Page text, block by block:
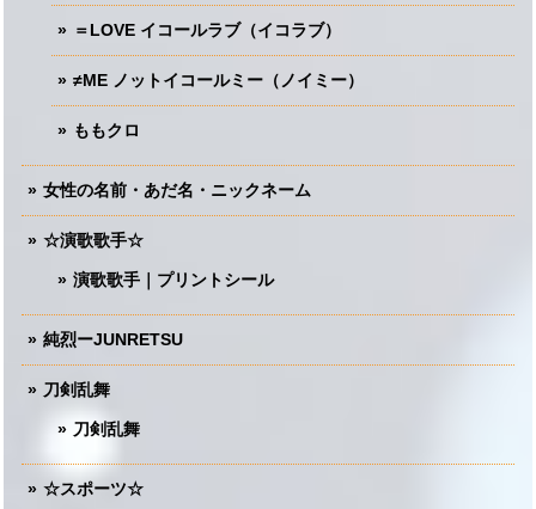
＝LOVE イコールラブ（イコラブ）
≠ME ノットイコールミー（ノイミー）
ももクロ
女性の名前・あだ名・ニックネーム
☆演歌歌手☆
演歌歌手｜プリントシール
純烈ーJUNRETSU
刀剣乱舞
刀剣乱舞
☆スポーツ☆